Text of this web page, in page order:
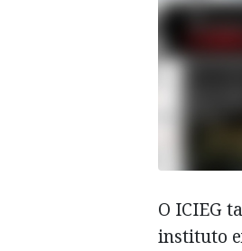
O ICIEG
instituto